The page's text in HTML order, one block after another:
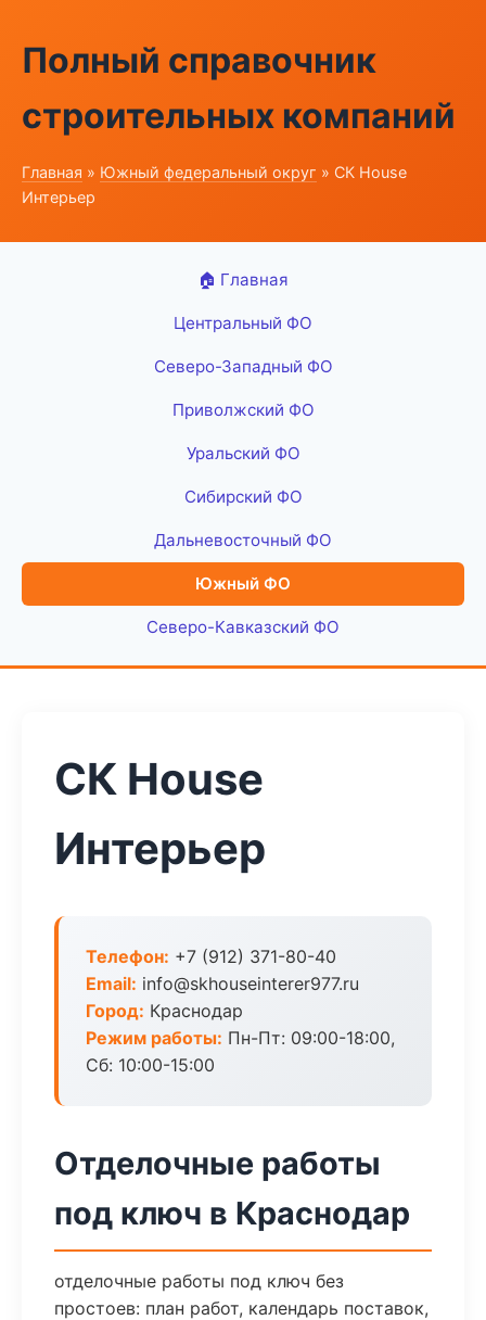
Полный справочник
строительных компаний
Главная » Южный федеральный округ » СК House
Интерьер
🏠 Главная
Центральный ФО
Северо-Западный ФО
Приволжский ФО
Уральский ФО
Сибирский ФО
Дальневосточный ФО
Южный ФО
Северо-Кавказский ФО
СК House
Интерьер
Телефон: +7 (912) 371-80-40
Email: info@skhouseinterer977.ru
Город: Краснодар
Режим работы: Пн-Пт: 09:00-18:00,
Сб: 10:00-15:00
Отделочные работы
под ключ в Краснодар
отделочные работы под ключ без
простоев: план работ, календарь поставок,